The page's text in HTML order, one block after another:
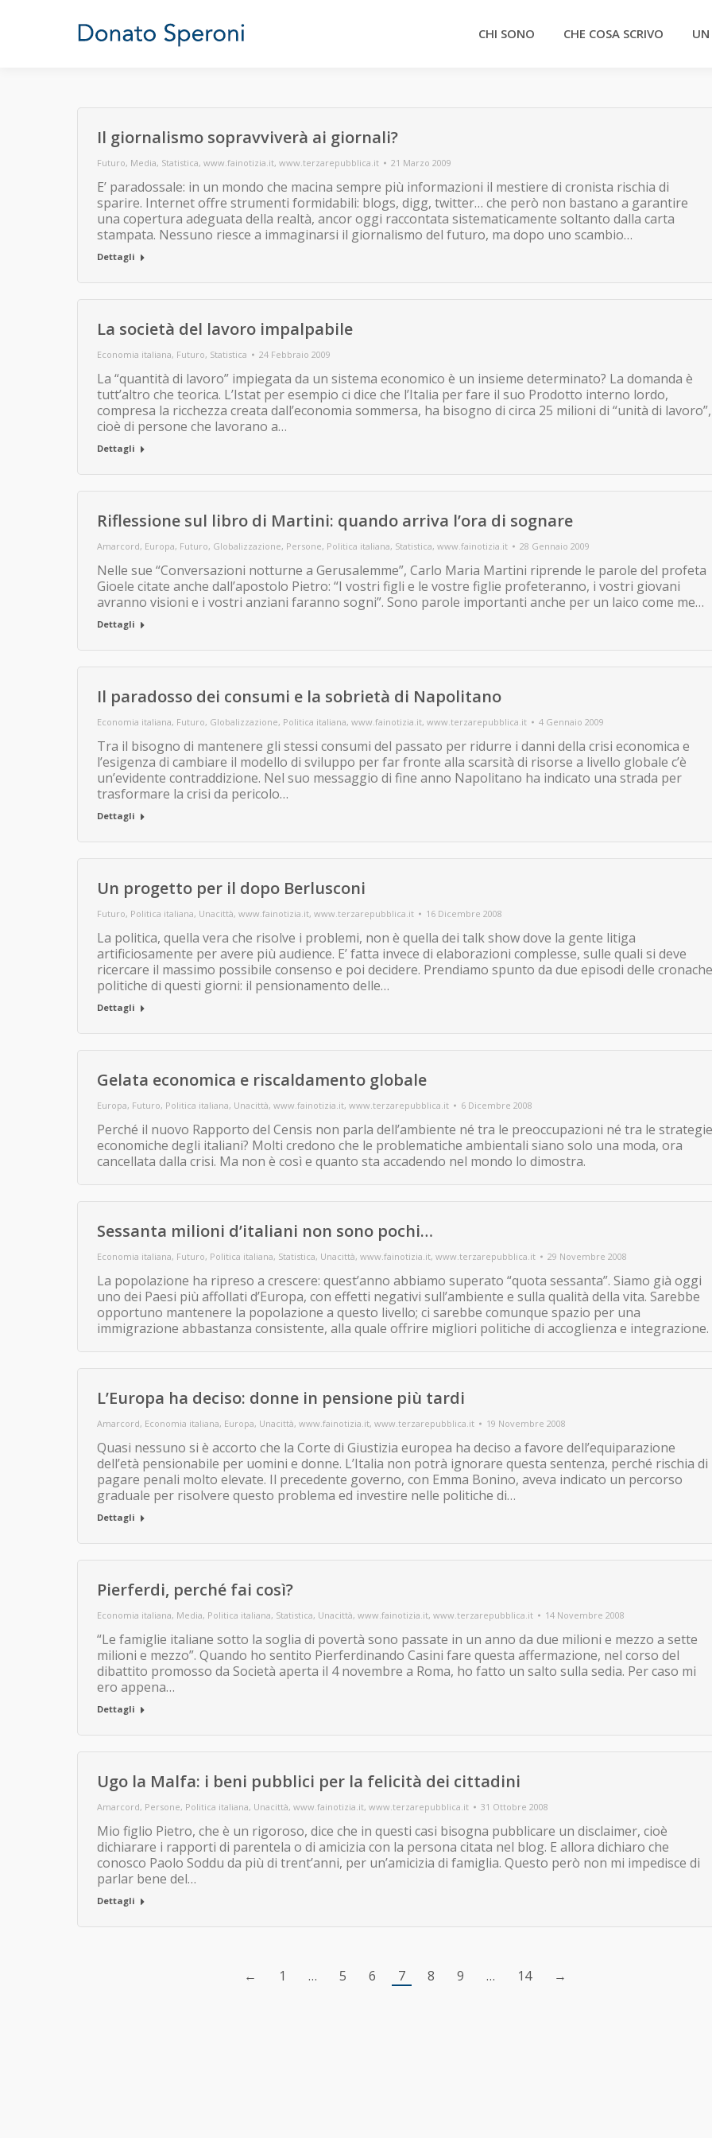
CHI SONO CHE COSA SCRIVO
Il giornalismo sopravviverà ai giornali?
Futuro, Media, Statistica, www.fainotizia.it, www.terzarepubblica.it 21 Marzo 2009
E’ paradossale: in un mondo che macina sempre più informazioni il mestiere di cronista rischia di
sparire. Internet offre strumenti formidabili: blogs, digg, twitter… che però non bastano a garantire
una copertura adeguata della realtà, ancor oggi raccontata sistematicamente soltanto dalla carta
stampata. Nessuno riesce a immaginarsi il giornalismo del futuro, ma dopo uno scambio…
Dettagli
La società del lavoro impalpabile
Economia italiana, Futuro, Statistica 24 Febbraio 2009
La “quantità di lavoro” impiegata da un sistema economico è un insieme determinato? La domanda è
tutt’altro che teorica. L’Istat per esempio ci dice che l’Italia per fare il suo Prodotto interno lordo,
compresa la ricchezza creata dall’economia sommersa, ha bisogno di circa 25 milioni di “unità di lavoro”,
cioè di persone che lavorano a…
Dettagli
Riflessione sul libro di Martini: quando arriva l’ora di sognare
Amarcord, Europa, Futuro, Globalizzazione, Persone, Politica italiana, Statistica, www.fainotizia.it 28 Gennaio 2009
Nelle sue “Conversazioni notturne a Gerusalemme”, Carlo Maria Martini riprende le parole del profeta
Gioele citate anche dall’apostolo Pietro: “I vostri figli e le vostre figlie profeteranno, i vostri giovani
avranno visioni e i vostri anziani faranno sogni”. Sono parole importanti anche per un laico come me…
Dettagli
Il paradosso dei consumi e la sobrietà di Napolitano
Economia italiana, Futuro, Globalizzazione, Politica italiana, www.fainotizia.it, www.terzarepubblica.it 4 Gennaio 2009
Tra il bisogno di mantenere gli stessi consumi del passato per ridurre i danni della crisi economica e
l’esigenza di cambiare il modello di sviluppo per far fronte alla scarsità di risorse a livello globale c’è
un’evidente contraddizione. Nel suo messaggio di fine anno Napolitano ha indicato una strada per
trasformare la crisi da pericolo…
Dettagli
Un progetto per il dopo Berlusconi
Futuro, Politica italiana, Unacittà, www.fainotizia.it, www.terzarepubblica.it 16 Dicembre 2008
La politica, quella vera che risolve i problemi, non è quella dei talk show dove la gente litiga
artificiosamente per avere più audience. E’ fatta invece di elaborazioni complesse, sulle quali si deve
ricercare il massimo possibile consenso e poi decidere. Prendiamo spunto da due episodi delle cronache
politiche di questi giorni: il pensionamento delle…
Dettagli
Gelata economica e riscaldamento globale
Europa, Futuro, Politica italiana, Unacittà, www.fainotizia.it, www.terzarepubblica.it 6 Dicembre 2008
Perché il nuovo Rapporto del Censis non parla dell’ambiente né tra le preoccupazioni né tra le strategie
economiche degli italiani? Molti credono che le problematiche ambientali siano solo una moda, ora
cancellata dalla crisi. Ma non è così e quanto sta accadendo nel mondo lo dimostra.
Sessanta milioni d’italiani non sono pochi…
Economia italiana, Futuro, Politica italiana, Statistica, Unacittà, www.fainotizia.it, www.terzarepubblica.it 29 Novembre 2008
La popolazione ha ripreso a crescere: quest’anno abbiamo superato “quota sessanta”. Siamo già oggi
uno dei Paesi più affollati d’Europa, con effetti negativi sull’ambiente e sulla qualità della vita. Sarebbe
opportuno mantenere la popolazione a questo livello; ci sarebbe comunque spazio per una
immigrazione abbastanza consistente, alla quale offrire migliori politiche di accoglienza e integrazione.
L’Europa ha deciso: donne in pensione più tardi
Amarcord, Economia italiana, Europa, Unacittà, www.fainotizia.it, www.terzarepubblica.it 19 Novembre 2008
Quasi nessuno si è accorto che la Corte di Giustizia europea ha deciso a favore dell’equiparazione
dell’età pensionabile per uomini e donne. L’Italia non potrà ignorare questa sentenza, perché rischia di
pagare penali molto elevate. Il precedente governo, con Emma Bonino, aveva indicato un percorso
graduale per risolvere questo problema ed investire nelle politiche di…
Dettagli
Pierferdi, perché fai così?
Economia italiana, Media, Politica italiana, Statistica, Unacittà, www.fainotizia.it, www.terzarepubblica.it 14 Novembre 2008
“Le famiglie italiane sotto la soglia di povertà sono passate in un anno da due milioni e mezzo a sette
milioni e mezzo”. Quando ho sentito Pierferdinando Casini fare questa affermazione, nel corso del
dibattito promosso da Società aperta il 4 novembre a Roma, ho fatto un salto sulla sedia. Per caso mi
ero appena…
Dettagli
Ugo la Malfa: i beni pubblici per la felicità dei cittadini
Amarcord, Persone, Politica italiana, Unacittà, www.fainotizia.it, www.terzarepubblica.it 31 Ottobre 2008
Mio figlio Pietro, che è un rigoroso, dice che in questi casi bisogna pubblicare un disclaimer, cioè
dichiarare i rapporti di parentela o di amicizia con la persona citata nel blog. E allora dichiaro che
conosco Paolo Soddu da più di trent’anni, per un’amicizia di famiglia. Questo però non mi impedisce di
parlar bene del…
Dettagli
← 1 … 5 6 7 8 9 … 14 →